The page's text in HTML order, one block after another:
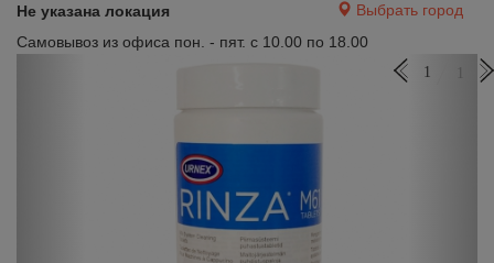
Не указана локация
Выбрать город
Самовывоз из офиса пон. - пят. с 10.00 по 18.00
Next
1